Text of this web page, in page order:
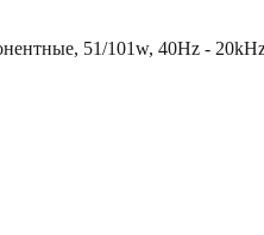
51/101w, 40Hz -